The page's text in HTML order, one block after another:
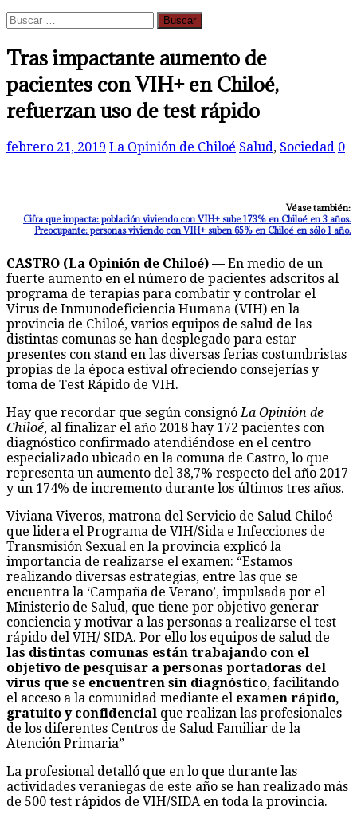
Buscar:
Tras impactante aumento de
pacientes con VIH+ en Chiloé,
refuerzan uso de test rápido
febrero 21, 2019 La Opinión de Chiloé Salud, Sociedad 0
Véase también:
Cifra que impacta: población viviendo con VIH+ sube 173% en Chiloé en 3 años.
Preocupante: personas viviendo con VIH+ suben 65% en Chiloé en sólo 1 año.
CASTRO (La Opinión de Chiloé) — En medio de un
fuerte aumento en el número de pacientes adscritos al
programa de terapias para combatir y controlar el
Virus de Inmunodeficiencia Humana (VIH) en la
provincia de Chiloé, varios equipos de salud de las
distintas comunas se han desplegado para estar
presentes con stand en las diversas ferias costumbristas
propias de la época estival ofreciendo consejerías y
toma de Test Rápido de VIH.
Hay que recordar que según consignó La Opinión de
Chiloé, al finalizar el año 2018 hay 172 pacientes con
diagnóstico confirmado atendiéndose en el centro
especializado ubicado en la comuna de Castro, lo que
representa un aumento del 38,7% respecto del año 2017
y un 174% de incremento durante los últimos tres años.
Viviana Viveros, matrona del Servicio de Salud Chiloé
que lidera el Programa de VIH/Sida e Infecciones de
Transmisión Sexual en la provincia explicó la
importancia de realizarse el examen: “Estamos
realizando diversas estrategias, entre las que se
encuentra la ‘Campaña de Verano’, impulsada por el
Ministerio de Salud, que tiene por objetivo generar
conciencia y motivar a las personas a realizarse el test
rápido del VIH/ SIDA. Por ello los equipos de salud de
las distintas comunas están trabajando con el
objetivo de pesquisar a personas portadoras del
virus que se encuentren sin diagnóstico, facilitando
el acceso a la comunidad mediante el examen rápido,
gratuito y confidencial que realizan las profesionales
de los diferentes Centros de Salud Familiar de la
Atención Primaria”
La profesional detalló que en lo que durante las
actividades veraniegas de este año se han realizado más
de 500 test rápidos de VIH/SIDA en toda la provincia.